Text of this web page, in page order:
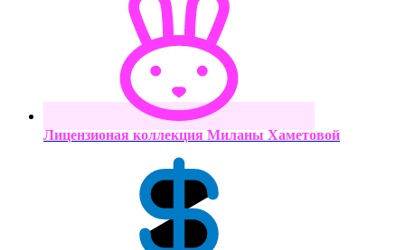
Лицензионая коллекция Миланы Хаметовой